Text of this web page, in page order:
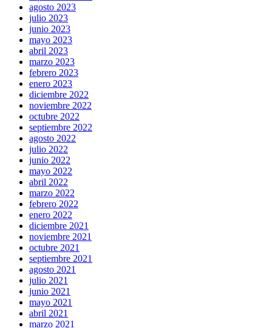
agosto 2023
julio 2023
junio 2023
mayo 2023
abril 2023
marzo 2023
febrero 2023
enero 2023
diciembre 2022
noviembre 2022
octubre 2022
septiembre 2022
agosto 2022
julio 2022
junio 2022
mayo 2022
abril 2022
marzo 2022
febrero 2022
enero 2022
diciembre 2021
noviembre 2021
octubre 2021
septiembre 2021
agosto 2021
julio 2021
junio 2021
mayo 2021
abril 2021
marzo 2021